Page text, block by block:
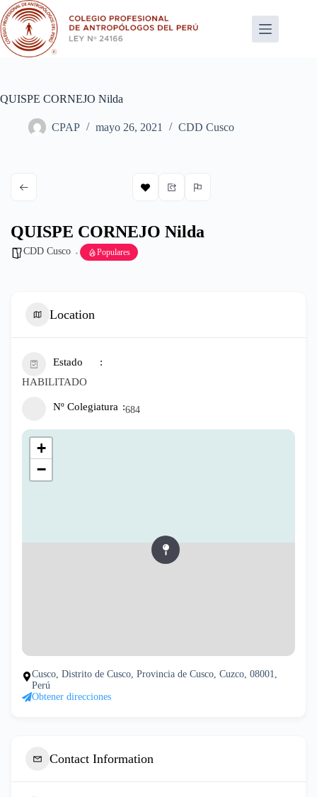
Saltar
al
contenido
QUISPE CORNEJO Nilda
CPAP mayo 26, 2021 CDD Cusco
QUISPE CORNEJO Nilda
CDD Cusco Populares
Location
Estado
HABILITADO
Nº Colegiatura 684
+
−
Cusco, Distrito de Cusco, Provincia de Cusco, Cuzco, 08001,
Perú
Obtener direcciones
Contact Information